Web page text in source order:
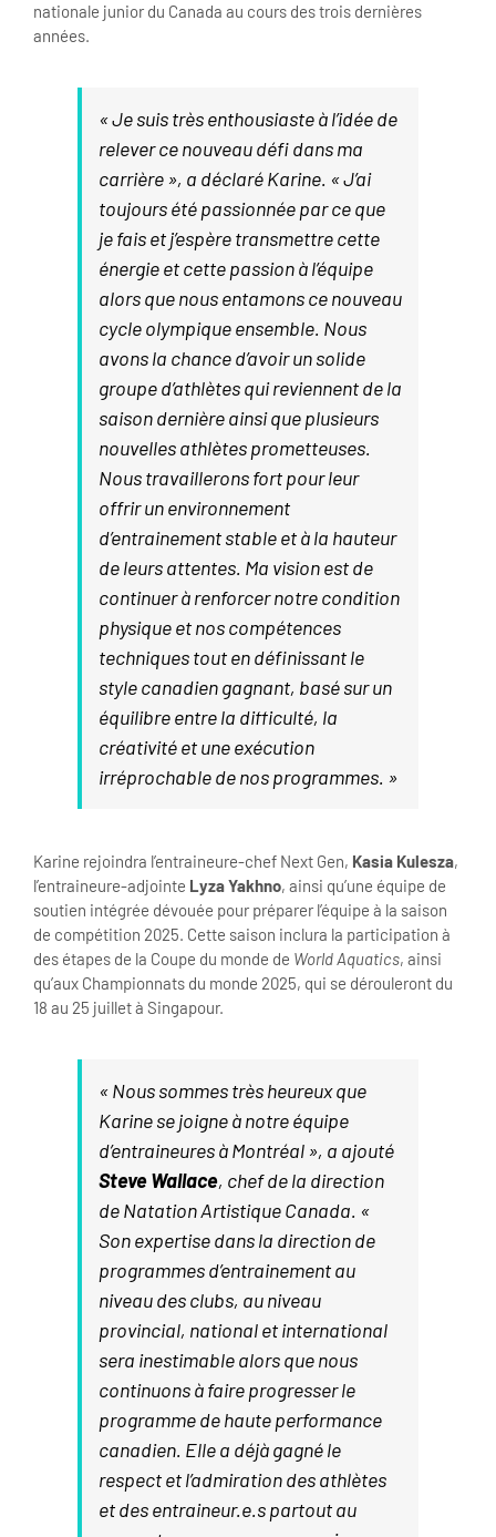
nationale junior du Canada au cours des trois dernières
années.
« Je suis très enthousiaste à l’idée de
relever ce nouveau défi dans ma
carrière », a déclaré Karine. « J’ai
toujours été passionnée par ce que
je fais et j’espère transmettre cette
énergie et cette passion à l’équipe
alors que nous entamons ce nouveau
cycle olympique ensemble. Nous
avons la chance d’avoir un solide
groupe d’athlètes qui reviennent de la
saison dernière ainsi que plusieurs
nouvelles athlètes prometteuses.
Nous travaillerons fort pour leur
offrir un environnement
d’entrainement stable et à la hauteur
de leurs attentes. Ma vision est de
continuer à renforcer notre condition
physique et nos compétences
techniques tout en définissant le
style canadien gagnant, basé sur un
équilibre entre la difficulté, la
créativité et une exécution
irréprochable de nos programmes. »
Karine rejoindra l’entraineure-chef Next Gen, Kasia Kulesza,
l’entraineure-adjointe Lyza Yakhno, ainsi qu’une équipe de
soutien intégrée dévouée pour préparer l’équipe à la saison
de compétition 2025. Cette saison inclura la participation à
des étapes de la Coupe du monde de World Aquatics, ainsi
qu’aux Championnats du monde 2025, qui se dérouleront du
18 au 25 juillet à Singapour.
« Nous sommes très heureux que
Karine se joigne à notre équipe
d’entraineures à Montréal », a ajouté
Steve Wallace, chef de la direction
de Natation Artistique Canada. «
Son expertise dans la direction de
programmes d’entrainement au
niveau des clubs, au niveau
provincial, national et international
sera inestimable alors que nous
continuons à faire progresser le
programme de haute performance
canadien. Elle a déjà gagné le
respect et l’admiration des athlètes
et des entraineur.e.s partout au